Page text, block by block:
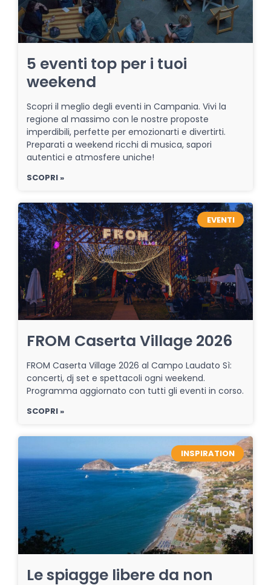
5 eventi top per i tuoi
weekend
Scopri il meglio degli eventi in Campania. Vivi la
regione al massimo con le nostre proposte
imperdibili, perfette per emozionarti e divertirti.
Preparati a weekend ricchi di musica, sapori
autentici e atmosfere uniche!
SCOPRI »
EVENTI
FROM Caserta Village 2026
FROM Caserta Village 2026 al Campo Laudato Sì:
concerti, dj set e spettacoli ogni weekend.
Programma aggiornato con tutti gli eventi in corso.
SCOPRI »
INSPIRATION
Le spiagge libere da non